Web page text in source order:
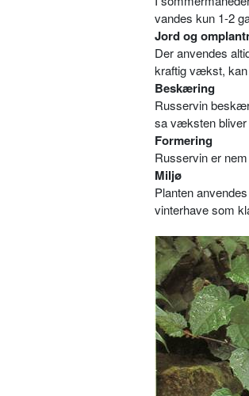
vandes kun 1-2
Jord og
Der anvendes
kraftig vækst, kan
Beskæring
Russervin
sa væksten bliver
Formering
Russervin er
Miljø
Planten
vinterhave som